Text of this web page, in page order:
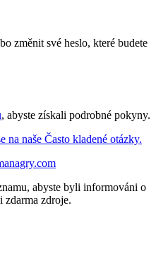
změnit své heslo, které budete
, abyste získali podrobné pokyny.
na naše Často kladené otázky.
abyste byli informováni o
zdarma zdroje.